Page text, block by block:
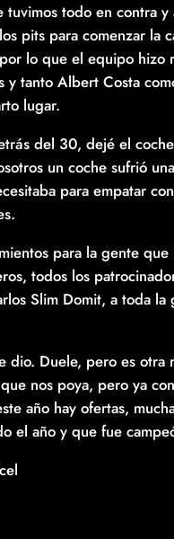
todo en contra
pits para comenzar la
lo que el equipo hizo
tanto Albert Costa
lugar.
del 30, dejé el
un coche sufrió
para empatar
para la gente
todos los
Slim Domit, a toda
dio. Duele, pero es
nos poya, pero ya
año hay ofertas,
el año y que fue